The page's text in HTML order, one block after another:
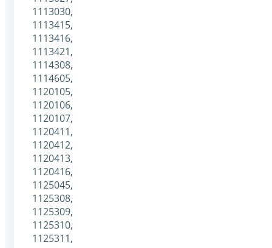
1113030,
1113415,
1113416,
1113421,
1114308,
1114605,
1120105,
1120106,
1120107,
1120411,
1120412,
1120413,
1120416,
1125045,
1125308,
1125309,
1125310,
1125311,